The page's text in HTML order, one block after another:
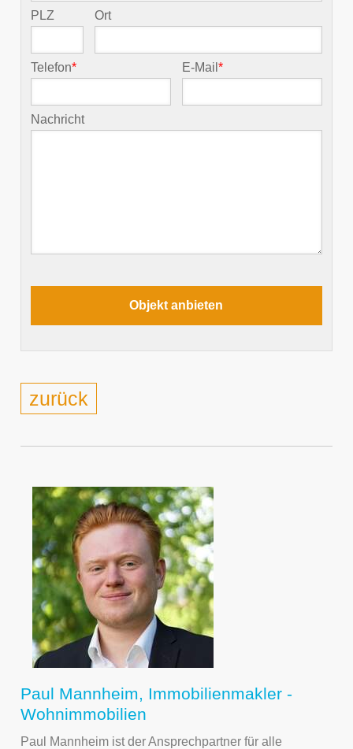
PLZ Ort
Telefon* E-Mail*
Nachricht
zurück
Paul Mannheim, Immobilienmakler -
Wohnimmobilien
Paul Mannheim ist der Ansprechpartner für alle